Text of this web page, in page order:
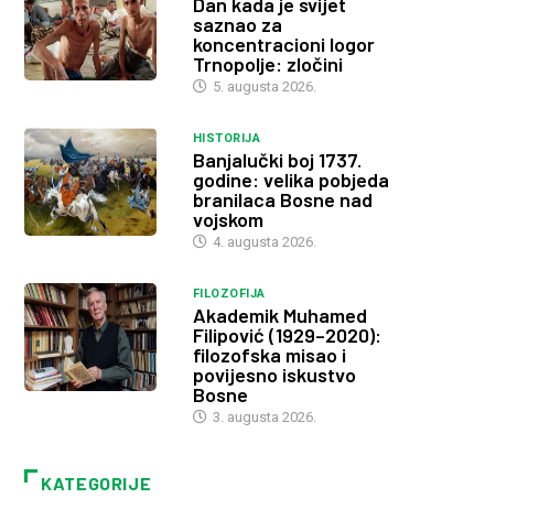
saznao za
koncentracioni logor
Trnopolje: zločini
5. augusta 2026.
HISTORIJA
Banjalučki boj 1737.
godine: velika pobjeda
branilaca Bosne nad
vojskom
4. augusta 2026.
FILOZOFIJA
Akademik Muhamed
Filipović (1929–2020):
filozofska misao i
povijesno iskustvo
Bosne
3. augusta 2026.
KATEGORIJE